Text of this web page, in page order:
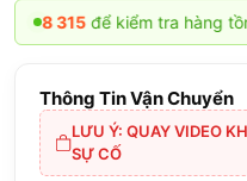
để kiểm tra hàng tồn kho
Thông Tin Vận Chuyển
LƯU Ý: QUAY VIDEO
SỰ CỐ